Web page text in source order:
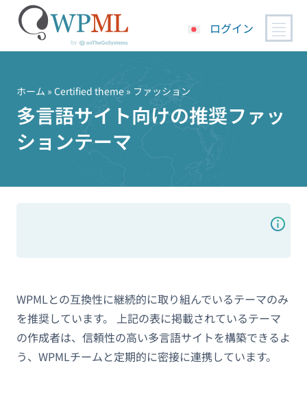
ッ
ログイン
ホーム » Certified theme » ファッション
多言語サイト向けの推奨ファッ
ションテーマ
WPMLとの互換性に継続的に取り組んでいるテーマのみ
を推奨しています。 上記の表に掲載されているテーマ
の作成者は、信頼性の高い多言語サイトを構築できるよ
う、WPMLチームと定期的に密接に連携しています。